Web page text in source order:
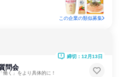
この企業の類似募集
問会
く」をより具体的に！
締切：12月13日